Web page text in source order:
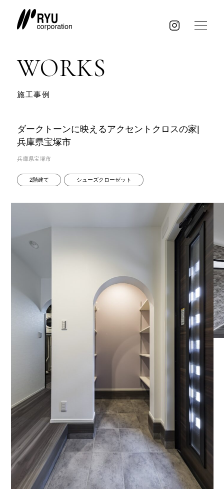
WORKS
施工事例
ダークトーンに映えるアクセントクロスの家|
兵庫県宝塚市
兵庫県宝塚市
2階建て シューズクローゼット